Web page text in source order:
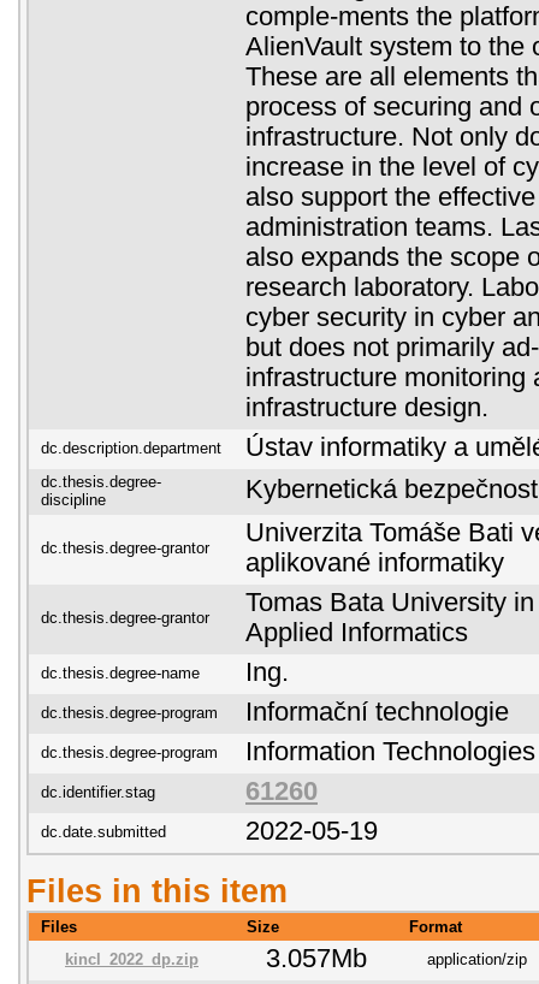
comple-ments the
AlienVault system to the
These are all elements
process of securing and
infrastructure. Not only
increase in the level of
also support the
administration teams.
also expands the scope
research laboratory.
cyber security in cyber
but does not primarily
infrastructure monitoring
infrastructure design.
dc.description.department Ústav informatiky a
dc.thesis.degree-
discipline
Kybernetická bezpečnost
dc.thesis.degree-grantor
Univerzita Tomáše Bati
aplikované informatiky
dc.thesis.degree-grantor
Tomas Bata University
Applied Informatics
dc.thesis.degree-name Ing.
dc.thesis.degree-program Informační technologie
dc.thesis.degree-program Information Technologies
dc.identifier.stag 61260
dc.date.submitted 2022-05-19
Files in this item
Files Size
Format
kincl_2022_dp.zip
3.057Mb application/zip